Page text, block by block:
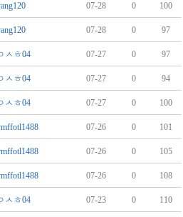
07-28 0 100
07-28 0 97
ㅅㅎ04 07-27 0 97
ㅅㅎ04 07-27 0 94
ㅅㅎ04 07-27 0 100
07-26 0 101
07-26 0 105
07-26 0 108
ㅅㅎ04 07-23 0 110